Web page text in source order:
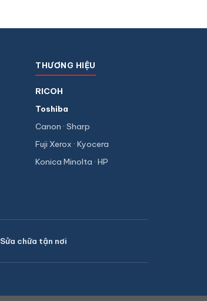
THƯƠNG HIỆU
RICOH
Toshiba
Canon · Sharp
Fuji Xerox · Kyocera
Konica Minolta · HP
Sửa chữa tận nơi